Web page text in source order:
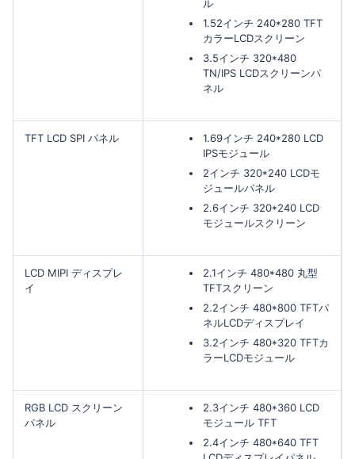
ル
1.52インチ 240*280 TFT
カラーLCDスクリーン
3.5インチ 320*480
TN/IPS LCDスクリーンパ
ネル
TFT LCD SPI パネル
1.69インチ 240*280 LCD
IPSモジュール
2インチ 320*240 LCDモ
ジュールパネル
2.6インチ 320*240 LCD
モジュールスクリーン
LCD MIPI ディスプレ
イ
2.1インチ 480*480 丸型
TFTスクリーン
2.2インチ 480*800 TFTパ
ネルLCDディスプレイ
3.2インチ 480*320 TFTカ
ラーLCDモジュール
RGB LCD スクリーン
パネル
2.3インチ 480*360 LCD
モジュール TFT
2.4インチ 480*640 TFT